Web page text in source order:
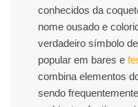
conhecidos da
nome ousado e
verdadeiro símbolo
popular em bares e
combina elementos
sendo